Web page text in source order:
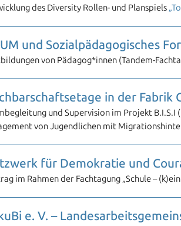
des Diversity Rollen- und Planspiels
und Sozialpädagogisches
von Pädagog*innen (Tandem-
in der Fabrik
und Supervision im Projekt
von Jugendlichen mit
für Demokratie und
im Rahmen der Fachtagung „Schule –
e. V. –